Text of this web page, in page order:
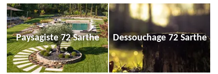
Paysagiste 72 Sarthe Dessouchage 72 Sarthe